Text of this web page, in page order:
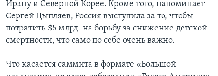
Ирану и Северной Корее. Кроме того, напоминает
Сергей Цыпляев, Россия выступила за то, чтобы
потратить $5 млрд. на борьбу за снижение детской
смертности, что само по себе очень важно.
Что касается саммита в формате «Большой